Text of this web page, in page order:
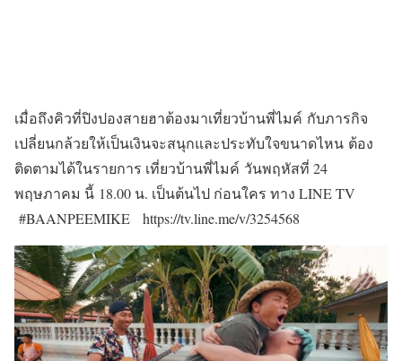
เมื่อถึงคิวที่ปิงปองสายฮาต้องมาเที่ยวบ้านพี่ไมค์ กับภารกิจ
เปลี่ยนกล้วยให้เป็นเงินจะสนุกและประทับใจขนาดไหน ต้อง
ติดตามได้ในรายการ เที่ยวบ้านพี่ไมค์ วันพฤหัสที่ 24
พฤษภาคม นี้ 18.00 น. เป็นต้นไป ก่อนใคร ทาง LINE TV
#BAANPEEMIKE https://tv.line.me/v/3254568